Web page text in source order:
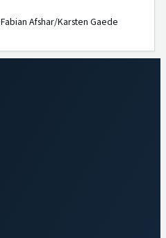
Fabian Afshar/Karsten Gaede